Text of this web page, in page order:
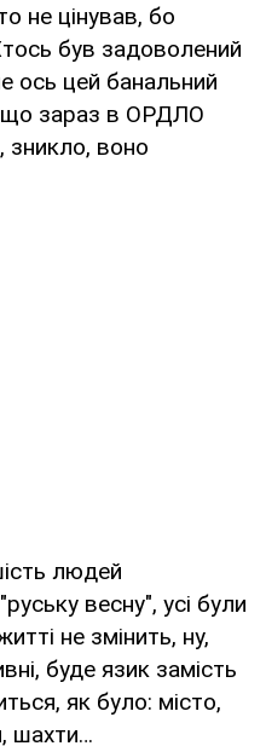
не цінував, бо
був задоволений
ось цей банальний
що зараз в ОРДЛО
зникло, воно
людей
весну", усі були
не змінить, ну,
буде язик замість
як було: місто,
шахти…